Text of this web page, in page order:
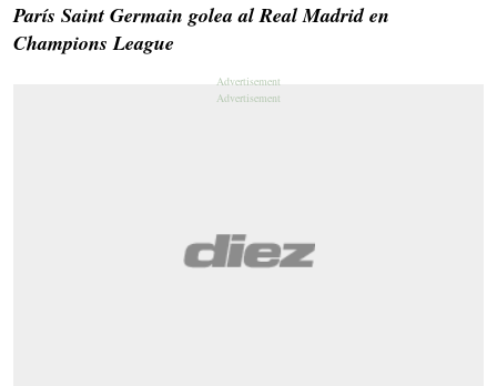
París Saint Germain golea al Real Madrid en
Champions League